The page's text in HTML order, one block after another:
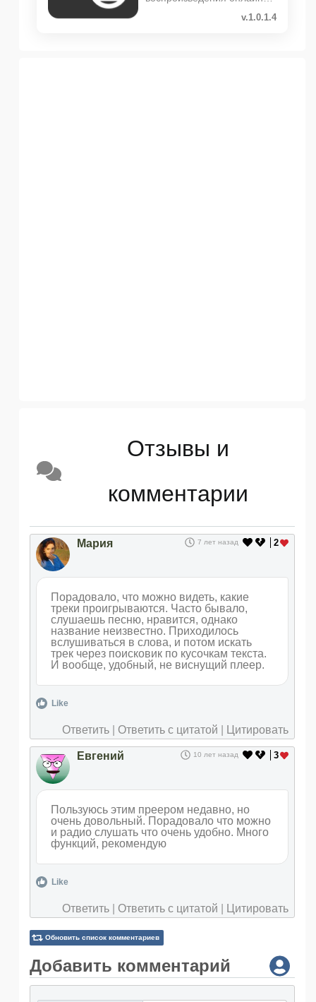
v.1.0.1.4
Отзывы и
комментарии
2
Мария 7 лет назад
Порадовало, что можно видеть, какие
треки проигрываются. Часто бывало,
слушаешь песню, нравится, однако
название неизвестно. Приходилось
вслушиваться в слова, и потом искать
трек через поисковик по кусочкам текста.
И вообще, удобный, не виснущий плеер.
Like
Ответить Ответить с цитатой Цитировать
3
Евгений 10 лет назад
Пользуюсь этим преером недавно, но
очень довольный. Порадовало что можно
и радио слушать что очень удобно. Много
функций, рекомендую
Like
Ответить Ответить с цитатой Цитировать
Обновить список комментариев
Добавить комментарий